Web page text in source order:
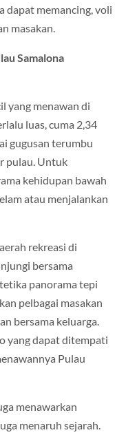
dapat memancing, voli
masakan.
Samalona
yang menawan di
luas, cuma 2,34
gugusan terumbu
pulau. Untuk
kehidupan bawah
atau menjalankan
rekreasi di
bersama
panorama tepi
pelbagai masakan
bersama keluarga.
yang dapat ditempati
Pulau
menawarkan
menaruh sejarah.